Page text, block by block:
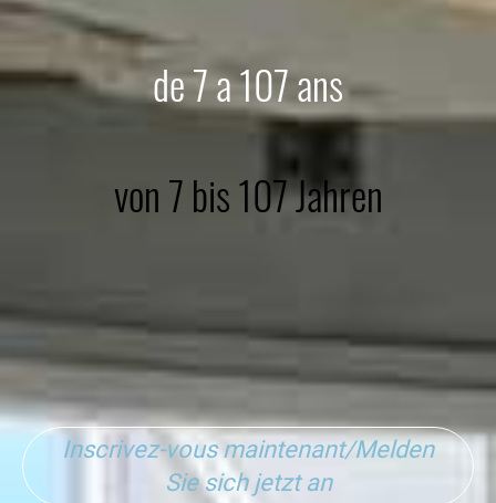
de 7 a 107 ans
von 7 bis 107 Jahren
Inscrivez-vous maintenant/Melden
Sie sich jetzt an